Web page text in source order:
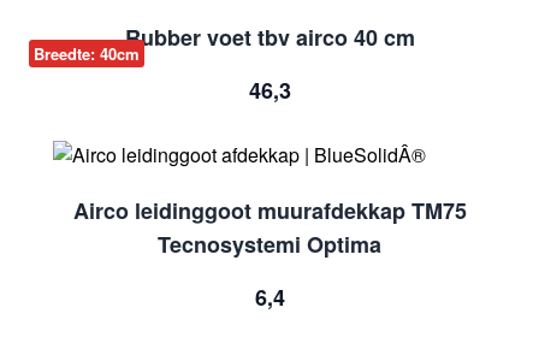
Breedte: 40cm
Rubber voet tbv airco 40 cm
46,3
Airco leidinggoot muurafdekkap TM75
Tecnosystemi Optima
6,4